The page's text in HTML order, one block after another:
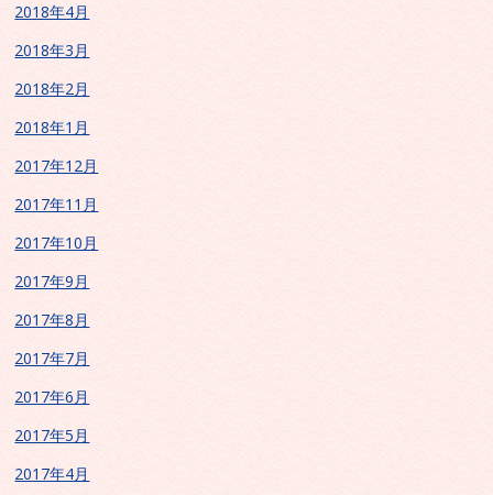
2018年4月
2018年3月
2018年2月
2018年1月
2017年12月
2017年11月
2017年10月
2017年9月
2017年8月
2017年7月
2017年6月
2017年5月
2017年4月